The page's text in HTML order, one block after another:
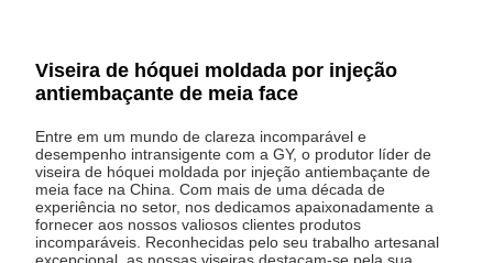
Viseira de hóquei moldada por injeção
antiembaçante de meia face
Entre em um mundo de clareza incomparável e
desempenho intransigente com a GY, o produtor líder de
viseira de hóquei moldada por injeção antiembaçante de
meia face na China. Com mais de uma década de
experiência no setor, nos dedicamos apaixonadamente a
fornecer aos nossos valiosos clientes produtos
incomparáveis. Reconhecidas pelo seu trabalho artesanal